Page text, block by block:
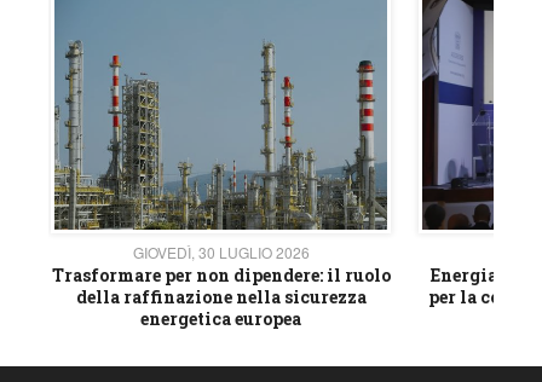
GIOVEDÌ, 30 LUGLIO 2026
Trasformare per non dipendere: il ruolo
della raffinazione nella sicurezza
energetica europea
Energia e
per la